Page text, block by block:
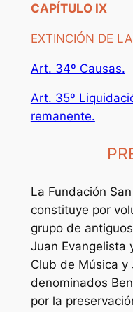
CAPÍTULO IX
EXTINCIÓN DE
Art. 34º Causas.
Art. 35º
remanente.
La Fundación
constituye por
grupo de
Juan Evangelista
Club de Música y
denominados
por la